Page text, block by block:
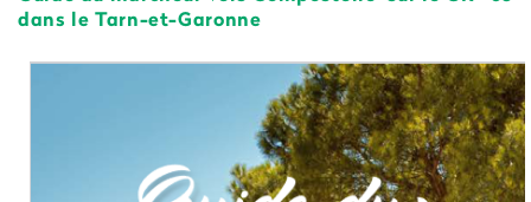
dans le Tarn-et-Garonne